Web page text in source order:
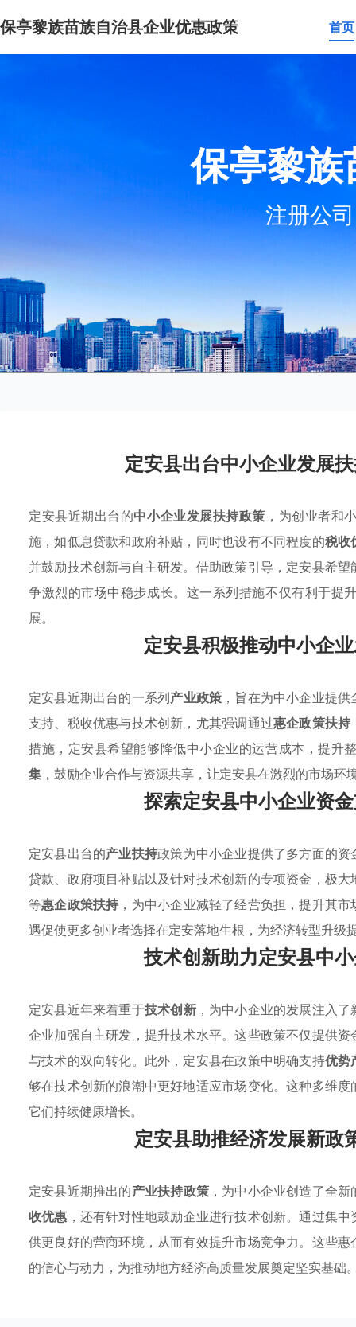
保亭黎族苗族自治县企业优惠政策 首页
保亭黎
注册公
定安县出台中小企业发展
定安县近期出台的中小企业发展扶持政策 ，为创业者和
施，如低息贷款和政府补贴，同时也设有不同程度的税收
并鼓励技术创新与自主研发。借助政策引导，定安县希
争激烈的市场中稳步成长。这一系列措施不仅有利于提
展。
定安县积极推动中小企
定安县近期出台的一系列产业政策 ，旨在为中小企业提
支持、税收优惠与技术创新，尤其强调通过惠企政策扶持
措施，定安县希望能够降低中小企业的运营成本，提升
集 ，鼓励企业合作与资源共享，让定安县在激烈的市场
探索定安县中小企业资
定安县出台的产业扶持政策为中小企业提供了多方面的资
贷款、政府项目补贴以及针对技术创新的专项资金，极
等惠企政策扶持 ，为中小企业减轻了经营负担，提升其
遇促使更多创业者选择在定安落地生根，为经济转型升级
技术创新助力定安县中
定安县近年来着重于技术创新，为中小企业的发展注入
企业加强自主研发，提升技术水平。这些政策不仅提供
与技术的双向转化。此外，定安县在政策中明确支持优势
够在技术创新的浪潮中更好地适应市场变化。这种多维
它们持续健康增长。
定安县助推经济发展新政
定安县近期推出的产业扶持政策，为中小企业创造了全
收优惠 ，还有针对性地鼓励企业进行技术创新。通过集
供更良好的营商环境，从而有效提升市场竞争力。这些
的信心与动力，为推动地方经济高质量发展奠定坚实基础